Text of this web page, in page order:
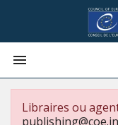

Libraires ou